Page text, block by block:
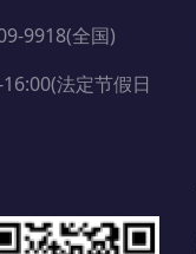
9918(全国)
法定节假日